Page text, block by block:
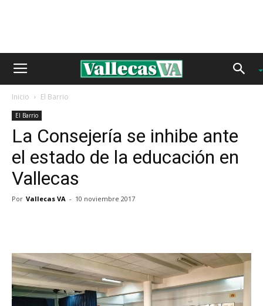
Inicio El Barrio
El Barrio
La Consejería se inhibe ante
el estado de la educación en
Vallecas
Por Vallecas VA - 10 noviembre 2017